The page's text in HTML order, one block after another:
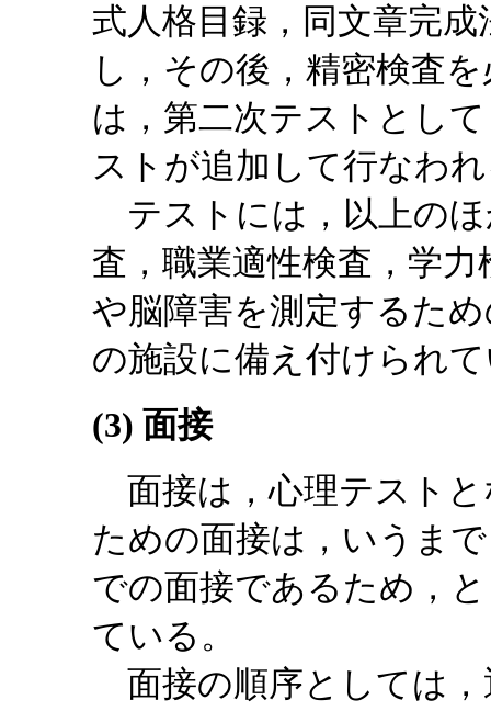
式人格目録，同文章完
し，その後，精密検査
は，第二次テストとし
ストが追加して行なわ
テストには，以上のほ
査，職業適性検査，学
や脳障害を測定するた
の施設に備え付けられ
(3) 面接
面接は，心理テストと
ための面接は，いうま
での面接であるため，
ている。
面接の順序としては，